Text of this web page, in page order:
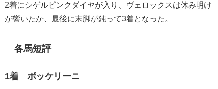
2着にシゲルピンクダイヤが入り、ヴェロックスは休み明け
が響いたか、最後に末脚が鈍って3着となった。
各馬短評
1着 ボッケリーニ